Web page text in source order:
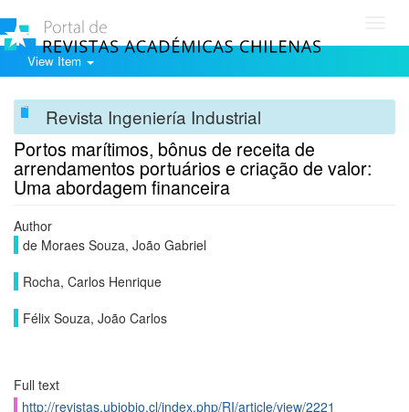
View Item
Revista Ingeniería Industrial
Portos marítimos, bônus de receita de
arrendamentos portuários e criação de valor:
Uma abordagem financeira
Author
de Moraes Souza, João Gabriel
Rocha, Carlos Henrique
Félix Souza, João Carlos
Full text
http://revistas.ubiobio.cl/index.php/RI/article/view/2221